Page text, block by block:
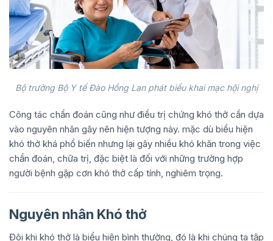
Bộ trưởng Bộ Y tế Đào Hồng Lan phát biểu khai mạc hội nghị
Công tác chẩn đoán cũng như điều trị chứng khó thở cần dựa
vào nguyên nhân gây nên hiện tượng này. mặc dù biểu hiện
khó thở khá phổ biến nhưng lại gây nhiều khó khăn trong việc
chẩn đoán, chữa trị, đặc biệt là đối với những trường hợp
người bệnh gặp cơn khó thở cấp tính, nghiêm trọng.
Nguyên nhân Khó thở
Đôi khi khó thở là biểu hiện bình thường, đó là khi chúng ta tập